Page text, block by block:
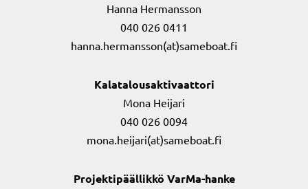
Hanna Hermansson
040 026 0411
hanna.hermansson(at)sameboat.fi
Kalatalousaktivaattori
Mona Heijari
040 026 0094
mona.heijari(at)sameboat.fi
Projektipäällikkö VarMa-hanke